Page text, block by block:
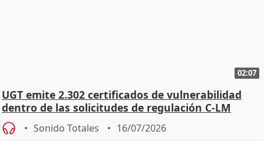
02:07
UGT emite 2.302 certificados de vulnerabilidad
dentro de las solicitudes de regulación C-LM
Sonido Totales 16/07/2026